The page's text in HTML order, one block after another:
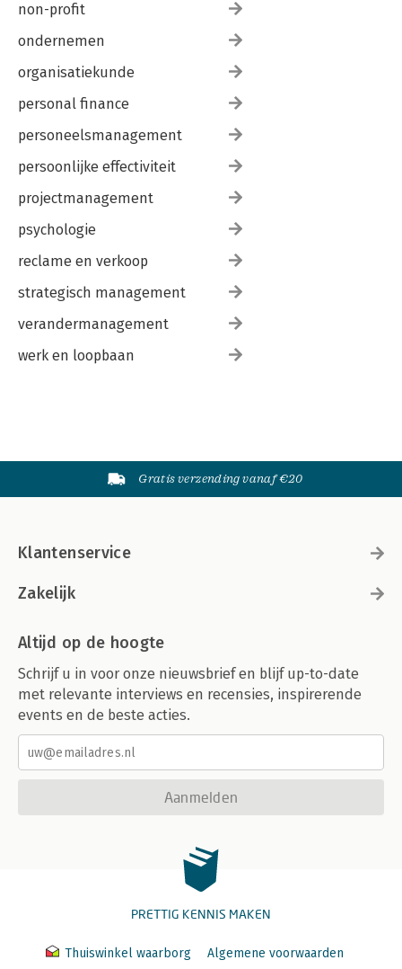
non-profit
ondernemen
organisatiekunde
personal finance
personeelsmanagement
persoonlijke effectiviteit
projectmanagement
psychologie
reclame en verkoop
strategisch management
verandermanagement
werk en loopbaan
Gratis verzending vanaf €20
Klantenservice
Zakelijk
Altijd op de hoogte
Schrijf u in voor onze nieuwsbrief en blijf up-to-date
met relevante interviews en recensies, inspirerende
events en de beste acties.
Aanmelden
PRETTIG KENNIS MAKEN
Thuiswinkel waarborg Algemene voorwaarden